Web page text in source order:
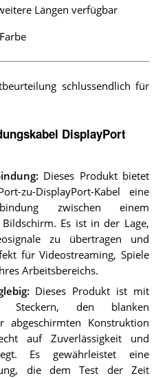
Längen verfügbar
Farbe
schlussendlich für
DisplayPort
: Dieses Produkt bietet
zu-DisplayPort-Kabel eine
zwischen einem
Es ist in der Lage,
zu übertragen und
für Videostreaming, Spiele
Arbeitsbereichs.
: Dieses Produkt ist mit
Steckern, den blanken
abgeschirmten Konstruktion
auf Zuverlässigkeit und
Es gewährleistet eine
die dem Test der Zeit